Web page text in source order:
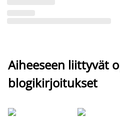
Aiheeseen liittyvät
blogikirjoitukset